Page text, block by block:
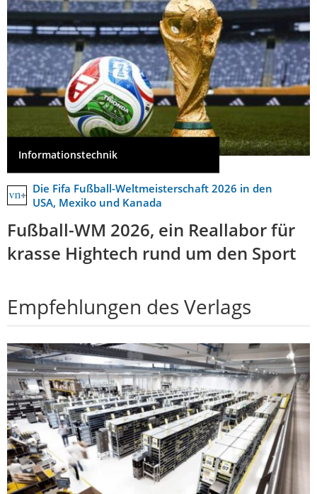
Informationstechnik
Die Fifa Fußball-Weltmeisterschaft 2026 in den
USA, Mexiko und Kanada
Fußball-WM 2026, ein Reallabor für
krasse Hightech rund um den Sport
Empfehlungen des Verlags